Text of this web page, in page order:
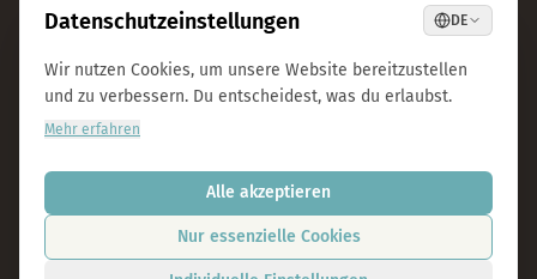
Qualität & Nachhaltigkeit
Team & Karriere
Presse
B2B Großhandel
FAQ
Datenschutz
Cookie-Einstellungen
info@magu-cbd.com
Wien, Österreich
Kontaktformular